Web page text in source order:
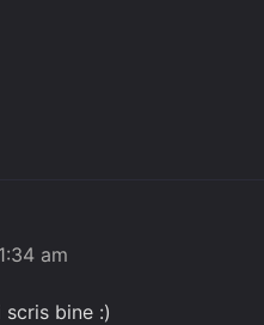
am
bine :)